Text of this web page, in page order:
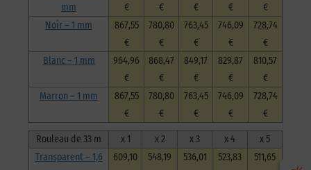
mm
€
€
€
€
€
Noir – 1 mm
867,55
€
780,80
€
763,45
€
746,09
€
728,74
€
Blanc – 1 mm
964,96
€
868,47
€
849,17
€
829,87
€
810,57
€
Marron – 1 mm
867,55
€
780,80
€
763,45
€
746,09
€
728,74
€
Rouleau de 33 m x 1 x 2 x 3 x 4
x 5
Transparent – 1,6
609,10
548,19
536,01
523,83
511,65